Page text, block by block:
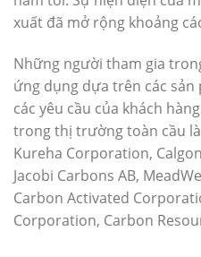
xuất đã mở rộng khoảng
Những người tham gia
ứng dụng dựa trên các
các yêu cầu của khách
trong thị trường toàn cầu là
Kureha Corporation,
Jacobi Carbons AB,
Carbon Activated
Corporation, Carbon